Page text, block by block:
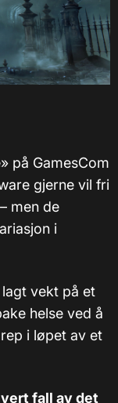
på GamesCom
gjerne vil fri
men de
i
vekt på et
helse ved å
i løpet av et
fall av det